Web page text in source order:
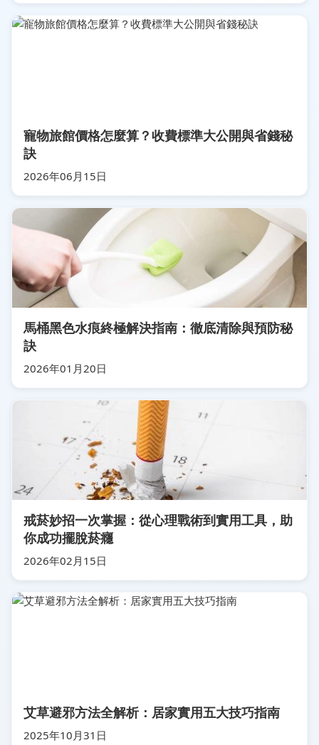
寵物旅館價格怎麼算？收費標準大公開與省錢秘
訣
2026年06月15日
馬桶黑色水痕終極解決指南：徹底清除與預防秘
訣
2026年01月20日
戒菸妙招一次掌握：從心理戰術到實用工具，助
你成功擺脫菸癮
2026年02月15日
艾草避邪方法全解析：居家實用五大技巧指南
2025年10月31日